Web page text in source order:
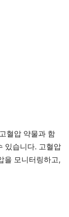
혈압 약물과 함
있습니다. 고혈압
을 모니터링하고,